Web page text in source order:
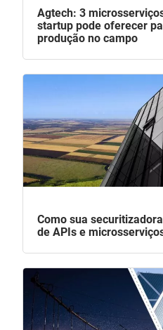
Agtech: 3
startup pode oferecer
produção no campo
Como sua
de APIs e